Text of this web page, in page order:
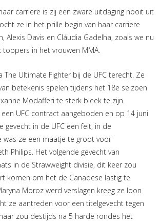
carriere is zij een zware uitdaging nooit uit
ze in het prille begin van haar carriere
Alexis Davis en Cláudia Gadelha, zoals we nu
in het vrouwen MMA.
The Ultimate Fighter bij de UFC terecht. Ze
betekenis spelen tijdens het 18e seizoen
Modafferi te sterk bleek te zijn.
een UFC contract aangeboden en op 14 juni
gevecht in de UFC een feit, in de
was ze een maatje te groot voor
Philips. Het volgende gevecht van
in de Strawweight divisie, dit keer zou
komen om het de Canadese lastig te
Moroz werd verslagen kreeg ze loon
ze aantreden voor een titelgevecht tegen
zou destijds na 5 harde rondes het